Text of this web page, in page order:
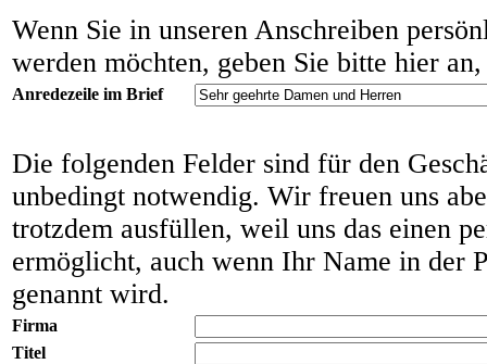
Wenn Sie in unseren Anschreiben
werden möchten, geben Sie bitte hier
Anredezeile im Brief
Die folgenden Felder sind für den
unbedingt notwendig. Wir freuen uns
trotzdem ausfüllen, weil uns das einen
ermöglicht, auch wenn Ihr Name in der
genannt wird.
Firma
Titel